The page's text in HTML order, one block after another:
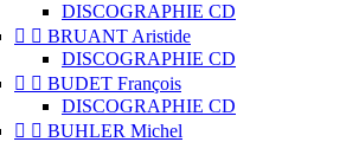
DISCOGRAPHIE CD
  BRUANT Aristide
DISCOGRAPHIE CD
  BUDET François
DISCOGRAPHIE CD
  BUHLER Michel